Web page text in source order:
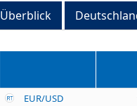
Überblick
EUR/USD